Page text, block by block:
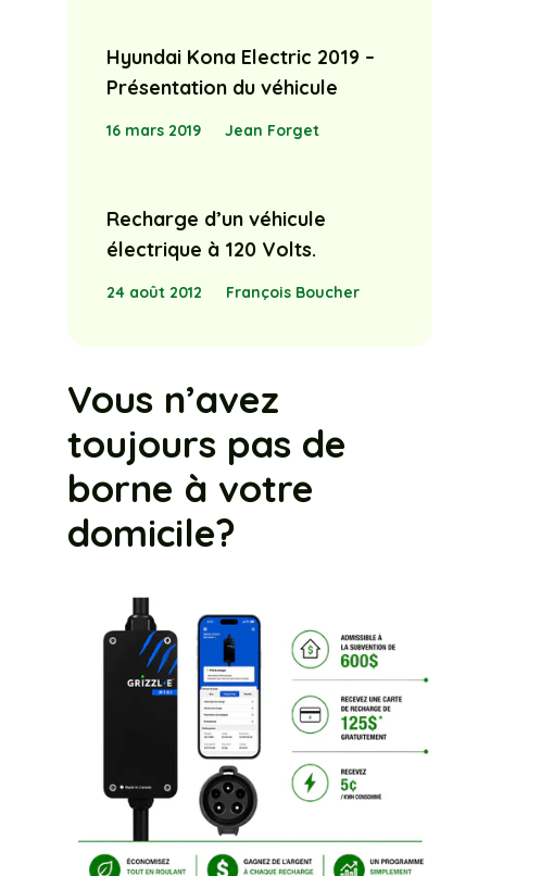
Hyundai Kona Electric 2019 –
Présentation du véhicule
16 mars 2019 Jean Forget
Recharge d’un véhicule
électrique à 120 Volts.
24 août 2012 François Boucher
Vous n’avez
toujours pas de
borne à votre
domicile?